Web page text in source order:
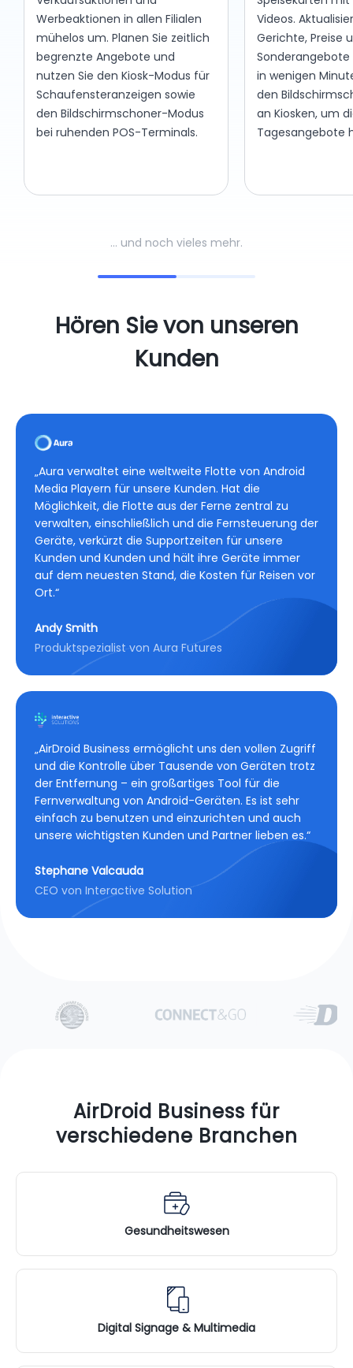
Werbeaktionen in allen Filialen
mühelos um. Planen Sie zeitlich
begrenzte Angebote und
nutzen Sie den Kiosk-Modus für
Schaufensteranzeigen sowie
den Bildschirmschoner-Modus
bei ruhenden POS-Terminals.
Videos.
Gerichte, Preise
Sonderangebote
in wenigen
den
an Kiosken, um
Tagesangebote
… und noch vieles mehr.
Hören Sie von unseren
Kunden
„Aura verwaltet eine weltweite Flotte von Android
Media Playern für unsere Kunden. Hat die
Möglichkeit, die Flotte aus der Ferne zentral zu
verwalten, einschließlich und die Fernsteuerung der
Geräte, verkürzt die Supportzeiten für unsere
Kunden und Kunden und hält ihre Geräte immer
auf dem neuesten Stand, die Kosten für Reisen vor
Ort.“
Andy Smith
Produktspezialist von Aura Futures
„AirDroid Business ermöglicht uns den vollen Zugriff
und die Kontrolle über Tausende von Geräten trotz
der Entfernung – ein großartiges Tool für die
Fernverwaltung von Android-Geräten. Es ist sehr
einfach zu benutzen und einzurichten und auch
unsere wichtigsten Kunden und Partner lieben es.“
Stephane Valcauda
CEO von Interactive Solution
AirDroid Business für
verschiedene Branchen
Gesundheitswesen
Digital Signage & Multimedia